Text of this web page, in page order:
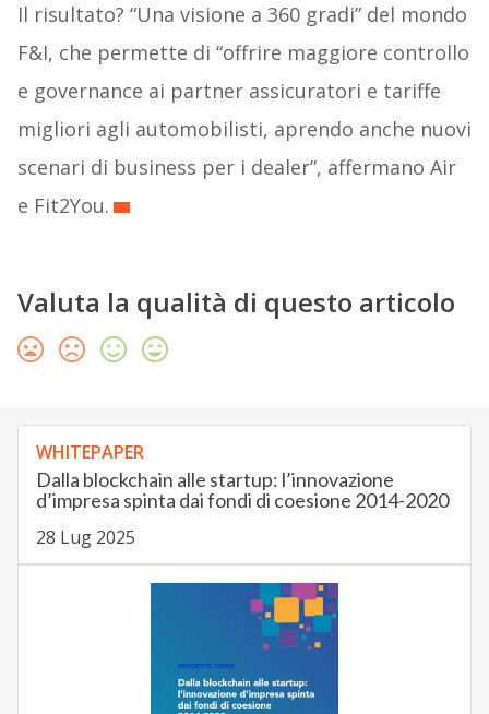
Il risultato? “Una visione a 360 gradi” del mondo
F&I, che permette di “offrire maggiore controllo
e governance ai partner assicuratori e tariffe
migliori agli automobilisti, aprendo anche nuovi
scenari di business per i dealer”, affermano Air
e Fit2You.
Valuta la qualità di questo articolo
WHITEPAPER
Dalla blockchain alle startup: l’innovazione
d’impresa spinta dai fondi di coesione 2014-2020
28 Lug 2025